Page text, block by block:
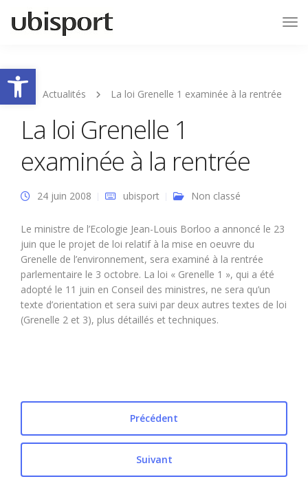
Ouvrir la barre d’outils
Actualités La loi Grenelle 1 examinée à la rentrée
La loi Grenelle 1
examinée à la rentrée
24 juin 2008 ubisport Non classé
Le ministre de l’Ecologie Jean-Louis Borloo a annoncé le 23
juin que le projet de loi relatif à la mise en oeuvre du
Grenelle de l’environnement, sera examiné à la rentrée
parlementaire le 3 octobre. La loi « Grenelle 1 », qui a été
adopté le 11 juin en Conseil des ministres, ne sera qu’un
texte d’orientation et sera suivi par deux autres textes de loi
(Grenelle 2 et 3), plus détaillés et techniques.
Précédent
Suivant